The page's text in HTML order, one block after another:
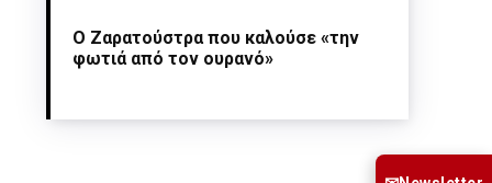
Ο Ζαρατούστρα που καλούσε «την
φωτιά από τον ουρανό»